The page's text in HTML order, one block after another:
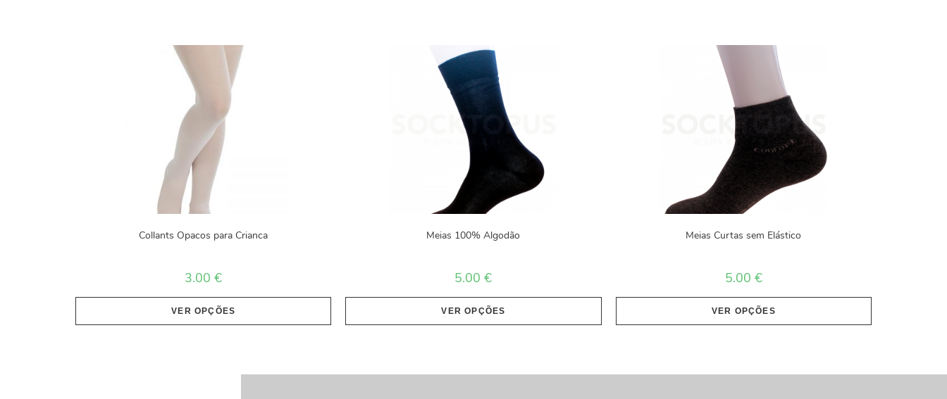
Collants Opacos para Crianca
3.00€
VER OPÇÕES
Meias 100% Algodão
5.00€
VER OPÇÕES
Meias Curtas sem Elástico
5.00 €
VER OPÇÕES